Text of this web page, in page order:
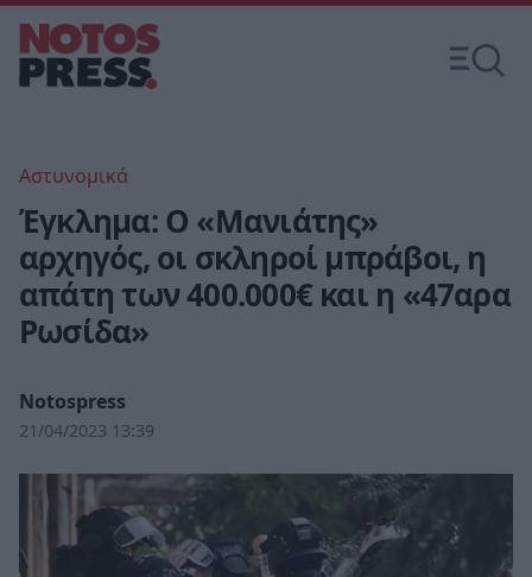
Αστυνομικά
Έγκλημα: Ο «Μανιάτης»
αρχηγός, οι σκληροί μπράβοι, η
απάτη των 400.000€ και η «47αρα
Ρωσίδα»
Notospress
21/04/2023 13:39